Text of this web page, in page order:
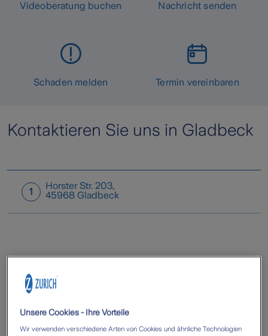
Videoberatung buchen Nachricht senden
Schaden melden Termin vereinbaren
Kontaktieren Sie uns in Gladbeck
1
Horster Str. 203,
45968 Gladbeck
Unsere Cookies - Ihre Vorteile
Wir verwenden verschiedene Arten von Cookies und ähnliche Technologien